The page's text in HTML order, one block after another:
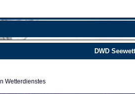
DWD
Wetterdienstes